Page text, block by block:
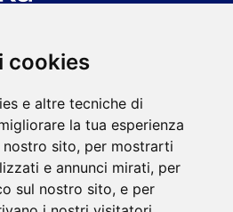
cookies
e altre tecniche di
la tua esperienza
sito, per mostrarti
e annunci mirati, per
sul nostro sito, e per